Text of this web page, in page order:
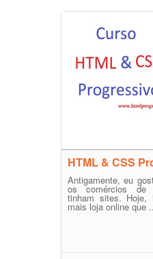
HTML & CSS
Antigamente, eu
os comércios de
tinham sites.
mais loja online que